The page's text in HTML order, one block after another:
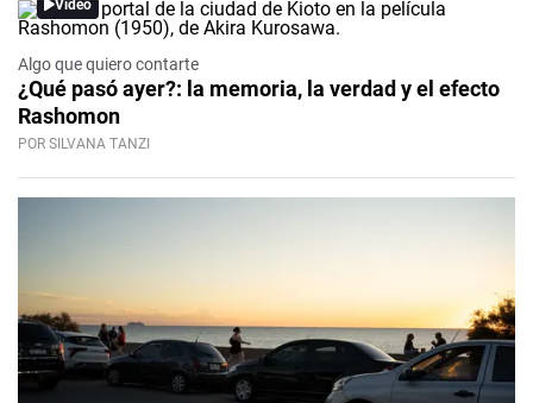
Video
Algo que quiero contarte
¿Qué pasó ayer?: la memoria, la verdad y el efecto
Rashomon
POR SILVANA TANZI